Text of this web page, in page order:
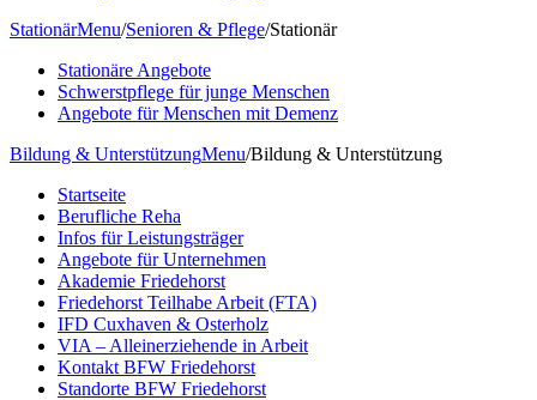
StationärMenu/Senioren & Pflege/Stationär
Stationäre Angebote
Schwerstpflege für junge Menschen
Angebote für Menschen mit Demenz
Bildung & UnterstützungMenu/Bildung & Unterstützung
Startseite
Berufliche Reha
Infos für Leistungsträger
Angebote für Unternehmen
Akademie Friedehorst
Friedehorst Teilhabe Arbeit (FTA)
IFD Cuxhaven & Osterholz
VIA – Alleinerziehende in Arbeit
Kontakt BFW Friedehorst
Standorte BFW Friedehorst